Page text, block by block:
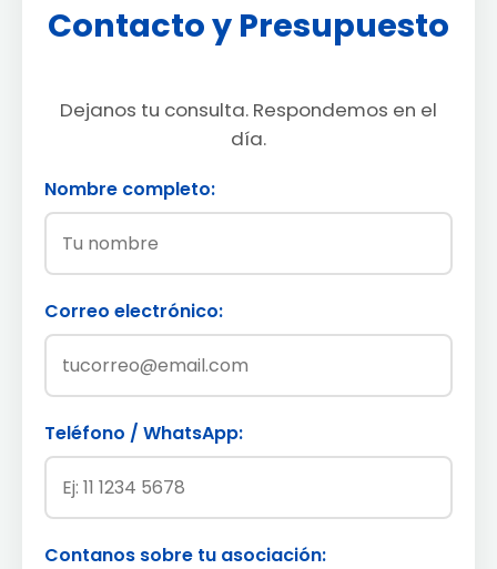
Contacto y Presupuesto
Dejanos tu consulta. Respondemos en el
día.
Nombre completo:
Correo electrónico:
Teléfono / WhatsApp:
Contanos sobre tu asociación: